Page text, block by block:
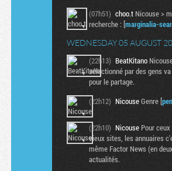
(07h51) choo.t Nicouse >
recherche : [marginalia-
WEDNESDAY 05 AUGUST
(22h13) BeatKitano
sélectionné par des gens
pour le partage.
(22h12) NicouseGenre [
(22h10) Nicouse Pour
vieux sites, les annuaires
même Factor News (en
actualités.